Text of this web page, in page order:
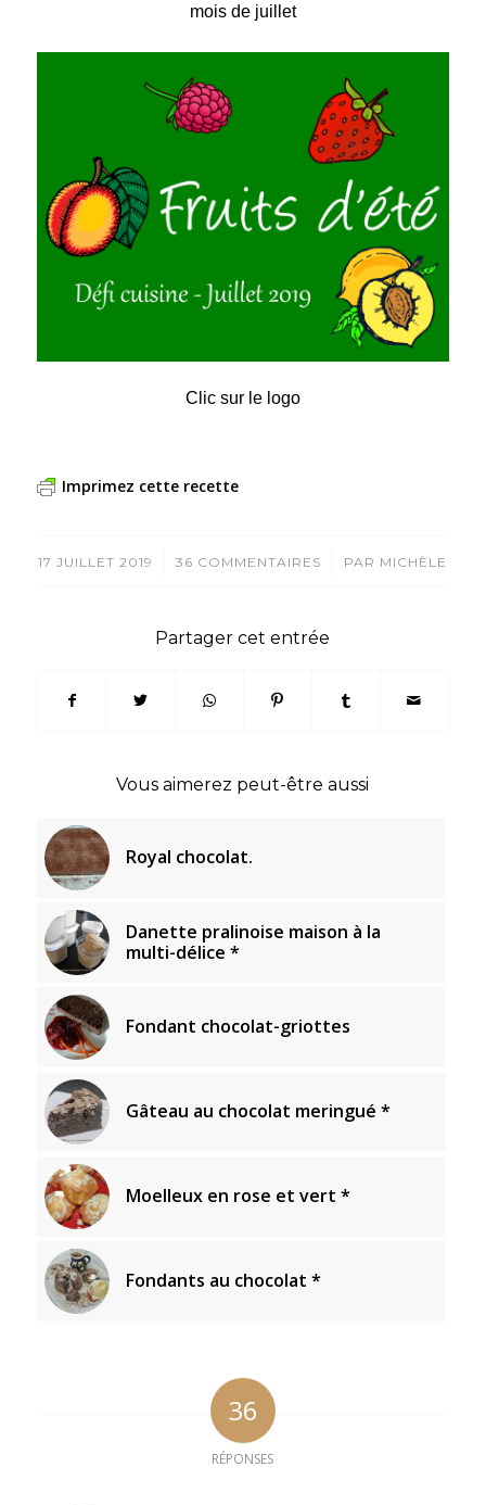
mois de juillet
Clic sur le logo
Imprimez cette recette
17 JUILLET 2019
/ 36 COMMENTAIRES
/ PAR MICHÈLE
Partager cet entrée
Vous aimerez peut-être aussi
Royal chocolat.
Danette pralinoise maison à la
multi-délice *
Fondant chocolat-griottes
Gâteau au chocolat meringué *
Moelleux en rose et vert *
Fondants au chocolat *
36
RÉPONSES